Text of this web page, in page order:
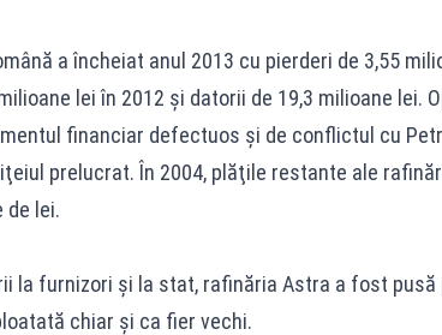
a încheiat anul 2013 cu pierderi de 3,55
lei în 2012 şi datorii de 19,3 milioane lei.
financiar defectuos şi de conflictul cu
prelucrat. În 2004, plăţile restante ale
de lei.
la furnizori și la stat, rafinăria Astra a fost pusă
chiar și ca fier vechi.